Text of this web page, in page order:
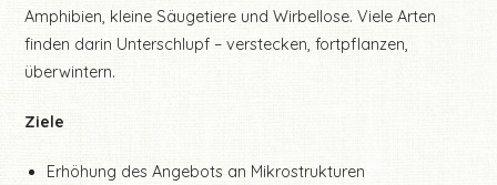
Amphibien, kleine Säugetiere und Wirbellose. Viele Arten
finden darin Unterschlupf – verstecken, fortpflanzen,
überwintern.
Ziele
Erhöhung des Angebots an Mikrostrukturen